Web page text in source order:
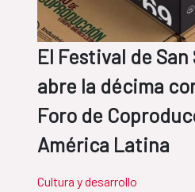
El Festival de
abre la décima
Foro de
América Latina
Cultura y desarrollo